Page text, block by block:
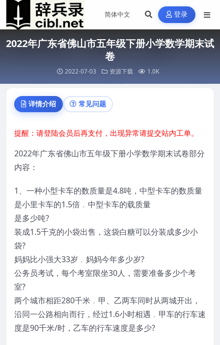
登录
2022年广东省佛山市五年级下册小学数学期末试
卷
2022-07-03 资源下载 1.0K
详情介绍 常见问题
提醒：请登陆会员后再支付，出现异常请提交站内工单。
2022年广东省佛山市五年级下册小学数学期末试卷部分
内容：
1、一种小型卡车的数质量是4.8吨，中型卡车的数质量
是小里卡车的1.5倍﹒中型卡车的载质量
是多少吨?
装成1.5千克的小袋出售，这袋白糖可以分装成多少小
袋?
妈妈比小强大33岁﹒妈妈今年多少岁?
公务员考试，每个考室限坐30人，需要准备多少个考
室?
两个城市相距280千米﹒甲、乙两车同时从两城开出，
沿同一公路相向而行，经过1.6小时相遇﹒甲车的行车速
度是90千米/时，乙车的行车速度是多少?